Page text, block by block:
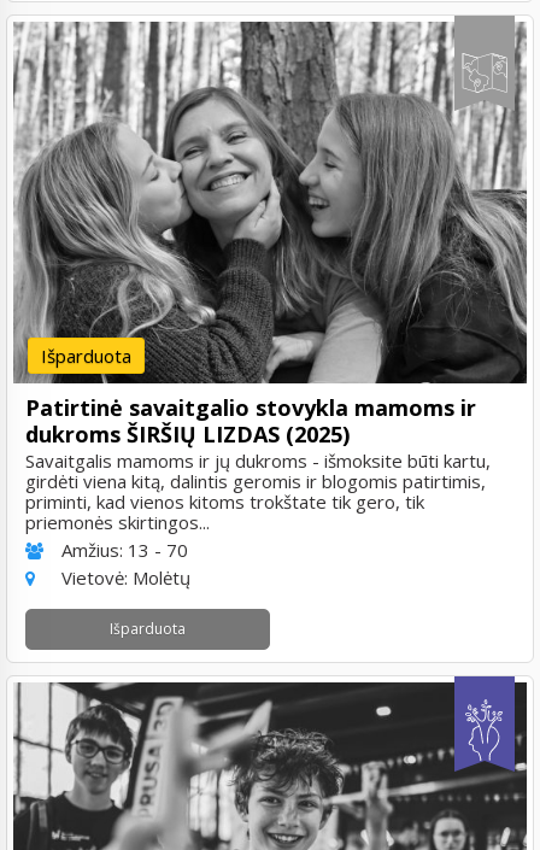
Išparduota
Patirtinė savaitgalio stovykla mamoms ir
dukroms ŠIRŠIŲ LIZDAS (2025)
Savaitgalis mamoms ir jų dukroms - išmoksite būti kartu,
girdėti viena kitą, dalintis geromis ir blogomis patirtimis,
priminti, kad vienos kitoms trokštate tik gero, tik
priemonės skirtingos...
Amžius: 13 - 70
Vietovė: Molėtų
Išparduota